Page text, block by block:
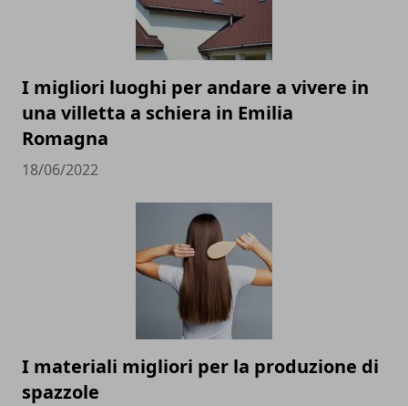
I migliori luoghi per andare a vivere in
una villetta a schiera in Emilia
Romagna
18/06/2022
I materiali migliori per la produzione di
spazzole